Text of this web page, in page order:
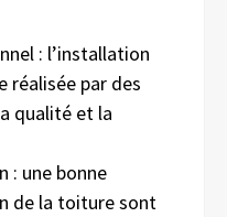
: l’installation
réalisée par des
qualité et la
: une bonne
de la toiture sont